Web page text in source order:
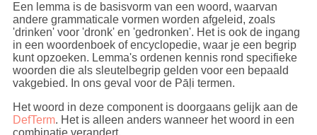
Een lemma is de basisvorm van een woord, waarvan
andere grammaticale vormen worden afgeleid, zoals
'drinken' voor 'dronk' en 'gedronken'. Het is ook de ingang
in een woordenboek of encyclopedie, waar je een begrip
kunt opzoeken. Lemma's ordenen kennis rond specifieke
woorden die als sleutelbegrip gelden voor een bepaald
vakgebied. In ons geval voor de Pāḷi termen.
Het woord in deze component is doorgaans gelijk aan de
DefTerm. Het is alleen anders wanneer het woord in een
combinatie verandert.